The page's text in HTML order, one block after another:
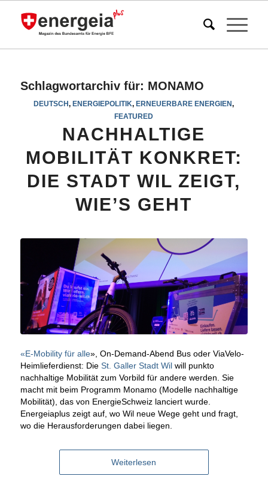
Schlagwortarchiv für: MONAMO
DEUTSCH,ENERGIEPOLITIK,ERNEUERBARE ENERGIEN,
FEATURED
NACHHALTIGE
MOBILITÄT KONKRET:
DIE STADT WIL ZEIGT,
WIE’S GEHT
«E-Mobility für alle», On-Demand-Abend Bus oder ViaVelo-
Heimlieferdienst: Die St. Galler Stadt Wilwill punkto
nachhaltige Mobilität zum Vorbild für andere werden. Sie
macht mit beim Programm Monamo (Modelle nachhaltige
Mobilität), das von EnergieSchweiz lanciert wurde.
Energeiaplus zeigt auf, wo Wil neue Wege geht und fragt,
wo die Herausforderungen dabei liegen.
Weiterlesen